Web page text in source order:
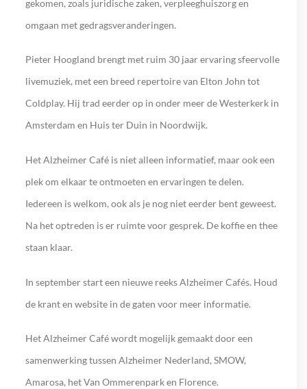
gekomen, zoals juridische zaken, verpleeghuiszorg en
omgaan met gedragsveranderingen.
Pieter Hoogland brengt met ruim 30 jaar ervaring sfeervolle
livemuziek, met een breed repertoire van Elton John tot
Coldplay. Hij trad eerder op in onder meer de Westerkerk in
Amsterdam en Huis ter Duin in Noordwijk.
Het Alzheimer Café is niet alleen informatief, maar ook een
plek om elkaar te ontmoeten en ervaringen te delen.
Iedereen is welkom, ook als je nog niet eerder bent geweest.
Na het optreden is er ruimte voor gesprek. De koffie en thee
staan klaar.
In september start een nieuwe reeks Alzheimer Cafés. Houd
de krant en website in de gaten voor meer informatie.
Het Alzheimer Café wordt mogelijk gemaakt door een
samenwerking tussen Alzheimer Nederland, SMOW,
Amarosa, het Van Ommerenpark en Florence.